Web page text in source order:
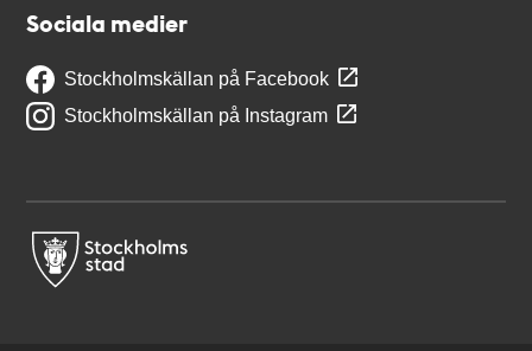
Sociala medier
Stockholmskällan på Facebook
Stockholmskällan på Instagram